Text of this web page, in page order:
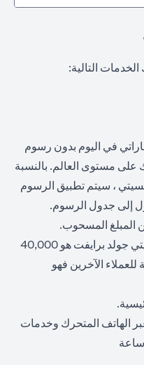
التالية:
40,000 درهم إماراتي في اليوم بدون رسوم
على مستوى العالم. بالنسبة
لسيتي ، سيتم تطبيق الرسوم
opens in a
إلى جدول الرسوم.
المبلغ المسحوب.
الحد الأقصى لعملاء سيتي جولد وسيتي جولد برايفت هو 40,000
للعملاء الآخرين فهو
الهاتف المتحرك وخدمات